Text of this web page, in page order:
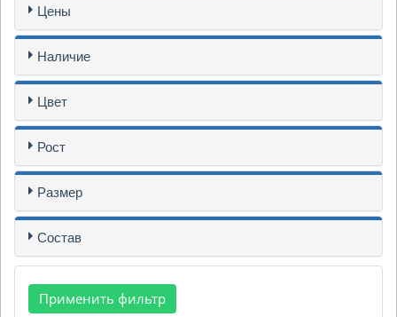
Цены
Наличие
Цвет
Рост
Размер
Состав